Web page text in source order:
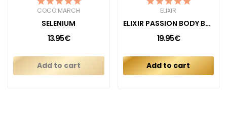
COCÓ MARCH
SELENIUM
13.95€
Add to cart
ELIXIR
ELIXIR PASSION BODY BUTTER CREAM
19.95€
Add to cart